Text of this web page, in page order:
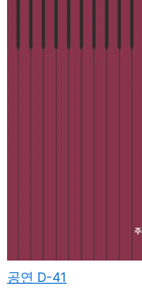
공연 D-41